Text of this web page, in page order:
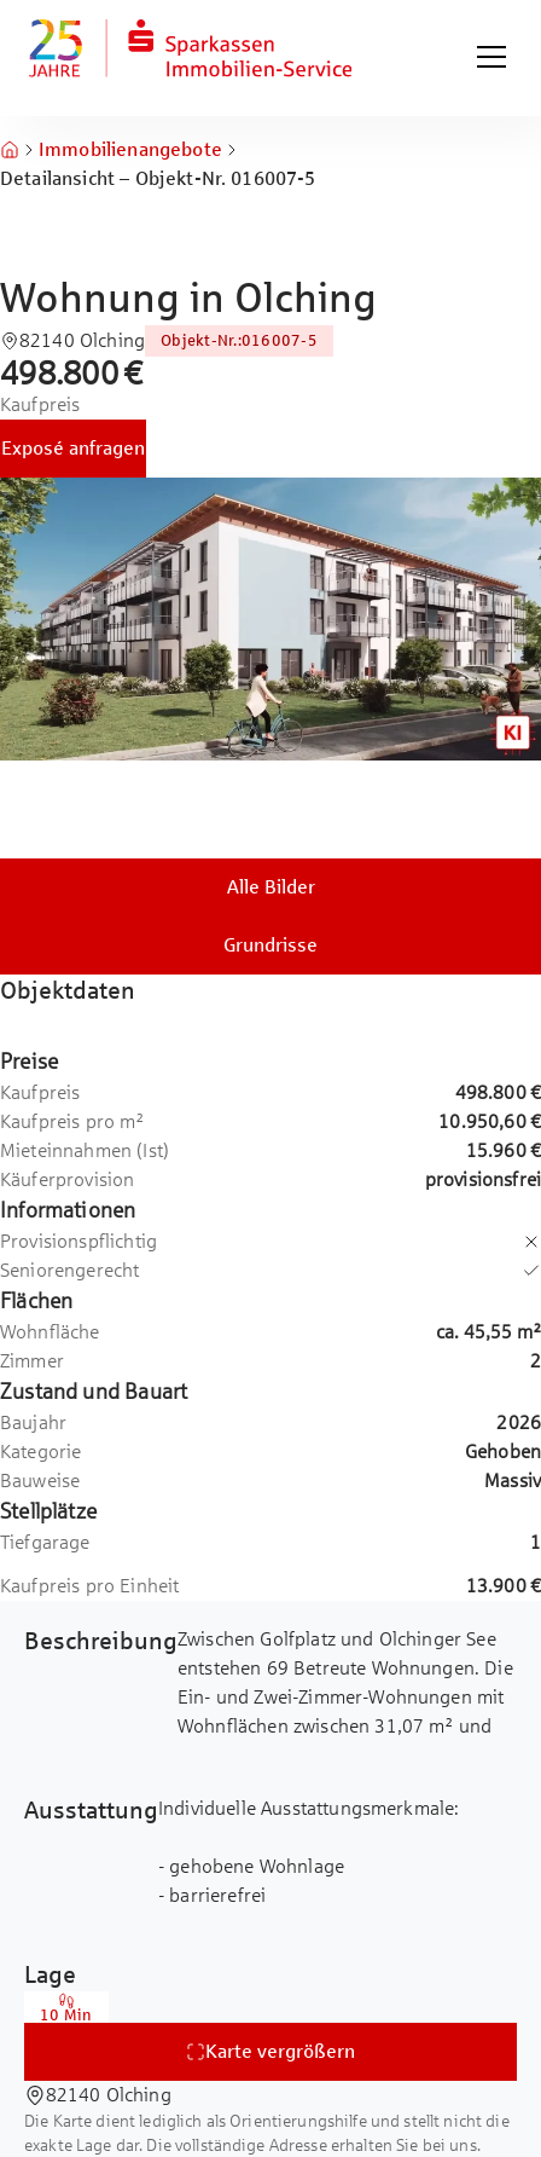
Zum Fuß springen
Immobilienangebote
Detailansicht – Objekt-Nr. 016007-5
Wohnung in Olching
82140 Olching Objekt-Nr.:016007-5
498.800 €
Kaufpreis
Exposé anfragen
Alle Bilder
Grundrisse
Objektdaten
Preise
Kaufpreis
498.800 €
Kaufpreis pro m²
10.950,60 €
Mieteinnahmen (Ist)
15.960 €
Käuferprovision
provisionsfrei
Informationen
Provisionspflichtig
Seniorengerecht
Flächen
Wohnfläche ca. 45,55 m²
Zimmer
2
Zustand und Bauart
Baujahr
2026
Kategorie
Gehoben
Bauweise
Massiv
Stellplätze
Tiefgarage 1
Kaufpreis pro Einheit 13.900 €
BeschreibungZwischen Golfplatz und Olchinger See
entstehen 69 Betreute Wohnungen. Die
Ein- und Zwei-Zimmer-Wohnungen mit
Wohnflächen zwischen 31,07 m² und
vollständig barrierefrei gestaltet.
Schiebetüren in einem Teil der Räume
sowie ebenerdige Duschen ohne
Wohnatmosphäre. Die Wohnungen
AusstattungIndividuelle Ausstattungsmerkmale:
- gehobene Wohnlage
- barrierefrei
Lage
10 Min
Karte vergrößern
82140 Olching
Die Karte dient lediglich als Orientierungshilfe und stellt nicht die
exakte Lage dar. Die vollständige Adresse erhalten Sie bei uns.